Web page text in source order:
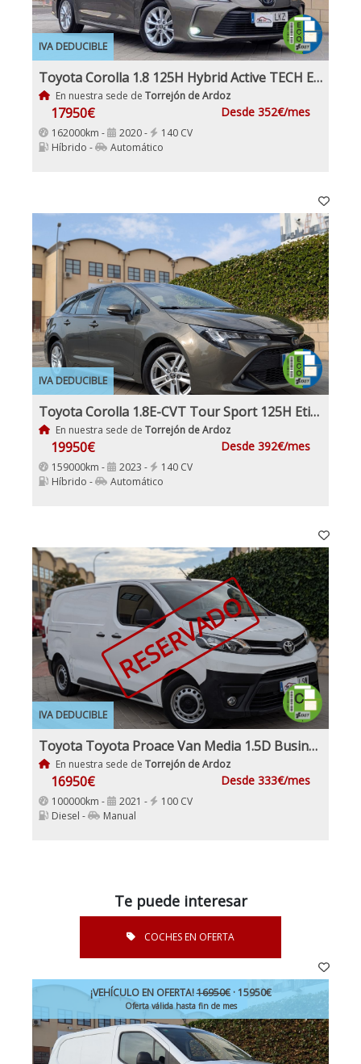
IVA DEDUCIBLE
Toyota Corolla 1.8 125H Hybrid Active TECH E-CVT Sedan
En nuestra sede de Torrejón de Ardoz
17950€ Desde 352€/mes
162000km - 2020 -
140 CV
Híbrido -
Automático
IVA DEDUCIBLE
Toyota Corolla 1.8E-CVT Tour Sport 125H Etiqueta ECO Nacional IVA y Garantía Incl
En nuestra sede de Torrejón de Ardoz
19950€ Desde 392€/mes
159000km - 2023 -
140 CV
Híbrido -
Automático
IVA DEDUCIBLE
RESERVADO
Toyota Toyota Proace Van Media 1.5D Business Furgon
En nuestra sede de Torrejón de Ardoz
16950€ Desde 333€/mes
100000km - 2021 -
100 CV
Diesel -
Manual
Te puede interesar
COCHES EN OFERTA
¡VEHÍCULO EN OFERTA!16950€· 15950€
Oferta válida hasta fin de mes